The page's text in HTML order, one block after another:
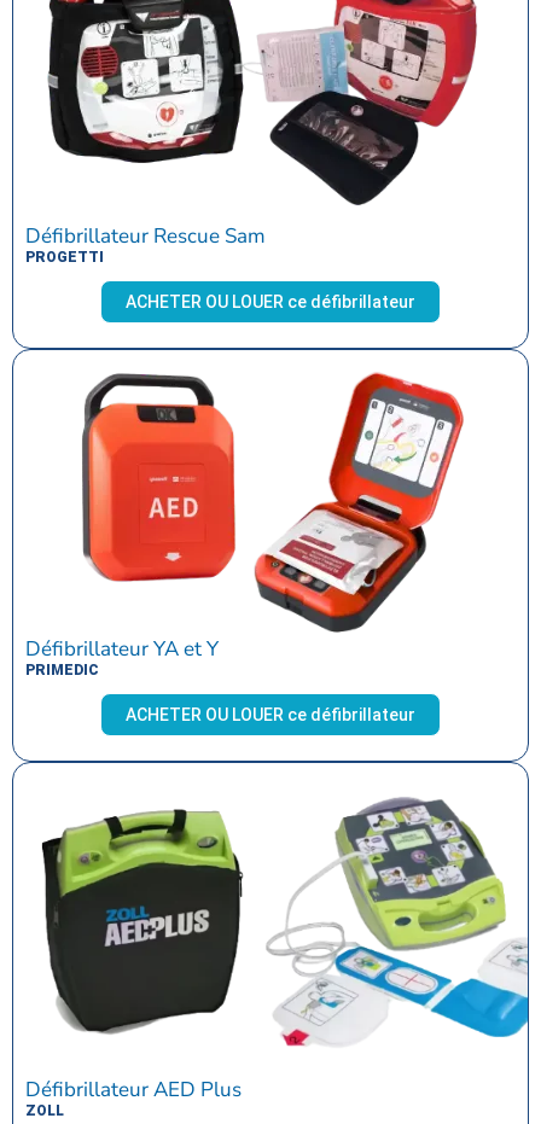
Défibrillateur Rescue Sam
PROGETTI
ACHETER OU LOUER ce défibrillateur
Défibrillateur YA et Y
PRIMEDIC
ACHETER OU LOUER ce défibrillateur
Défibrillateur AED Plus
ZOLL